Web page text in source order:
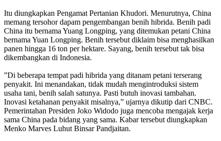
Itu diungkapkan Pengamat Pertanian Khudori. Menurutnya, China
memang tersohor dapam pengembangan benih hibrida. Benih padi
China itu bernama Yuang Longping, yang ditemukan petani China
bernama Yuan Longping. Benih tersebut diklaim bisa menghasilkan
panen hingga 16 ton per hektare. Sayang, benih tersebut tak bisa
dikembangkan di Indonesia.
”Di beberapa tempat padi hibrida yang ditanam petani terserang
penyakit. Ini menandakan, tidak mudah mengintroduksi sistem
usaha tani, benih salah satunya. Pasti butuh inovasi tambahan.
Inovasi ketahanan penyakit misalnya,” ujarnya dikutip dari CNBC.
Pemerintahan Presiden Joko Widodo juga mencoba mengajak kerja
sama China pada bidang yang sama. Kabar tersebut diungkapkan
Menko Marves Luhut Binsar Pandjaitan.